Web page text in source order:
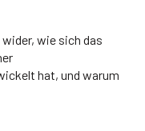
wie sich das
hat, und warum